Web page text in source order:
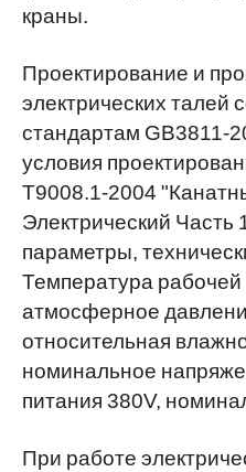
краны.
Проектирование и
электрических талей
стандартам GB3811-
условия
T9008.1-2004
Электрический
параметры,
Температура
атмосферное
относительная
номинальное
питания 380V,
При работе